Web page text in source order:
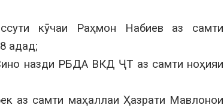
кӯчаи Раҳмон Набиев аз самти
адад;
назди РБДА ВКД ҶТ аз самти ноҳияи
аз самти маҳаллаи Ҳазрати Мавлонои